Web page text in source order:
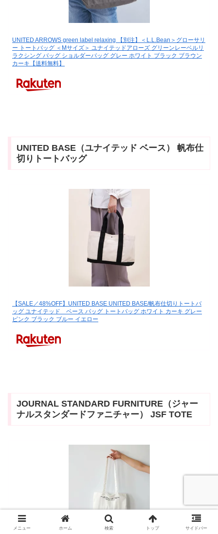
UNITED ARROWS green label relaxing 【別注】＜L.L.Bean＞グローサリ
ー トートバッグ ＜Mサイズ＞ ユナイテッドアローズ グリーンレーベルリ
ラクシング バッグ ショルダーバッグ グレー ホワイト ブラック ブラウン
カーキ【送料無料】
UNITED BASE（ユナイテッド ベース） 帆布仕
切りトートバッグ
【SALE／48%OFF】UNITED BASE UNITED BASE/帆布仕切りトートバ
ッグ ユナイテッド ベース バッグ トートバッグ ホワイト カーキ グレー
ピンク ブラック ブルー イエロー
JOURNAL STANDARD FURNITURE（ジャー
ナルスタンダードファニチャー） JSF TOTE
メニュー ホーム 検索 トップ サイドバー